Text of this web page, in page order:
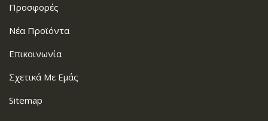
Προσφορές
Νέα Προϊόντα
Επικοινωνία
Σχετικά Με Εμάς
Sitemap